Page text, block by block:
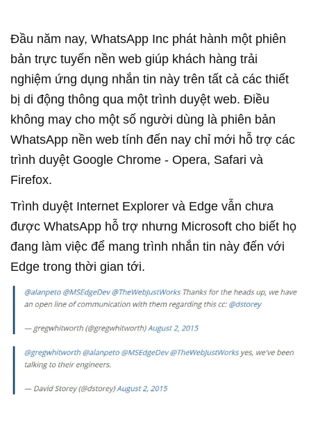
Đầu năm nay, WhatsApp Inc phát hành một phiên
bản trực tuyến nền web giúp khách hàng trải
nghiệm ứng dụng nhắn tin này trên tất cả các thiết
bị di động thông qua một trình duyệt web. Điều
không may cho một số người dùng là phiên bản
WhatsApp nền web tính đến nay chỉ mới hỗ trợ các
trình duyệt Google Chrome - Opera, Safari và
Firefox.
Trình duyệt Internet Explorer và Edge vẫn chưa
được WhatsApp hỗ trợ nhưng Microsoft cho biết họ
đang làm việc để mang trình nhắn tin này đến với
Edge trong thời gian tới.